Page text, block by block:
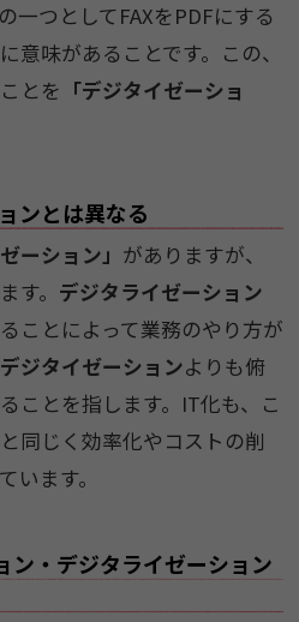
一つとしてFAXをPDFにする
意味があることです。この、
とを 「デジタイゼーショ
ンとは異なる
ーション」 がありますが、
す。 デジタライゼーション
ことによって業務のやり方が
デジタイゼーションよりも俯
ことを指します。IT化も、こ
と同じく効率化やコストの削
います。
ン・デジタライゼーション